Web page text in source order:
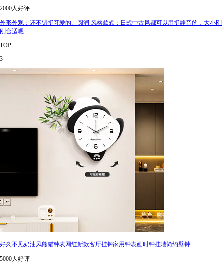
2000人好评
外形外观：还不错挺可爱的。圆润 风格款式：日式中古风都可以用挺静音的，大小刚
刚合适嗯
TOP
3
好久不见奶油风熊猫钟表网红新款客厅挂钟家用钟表画时钟挂墙简约壁钟
5000人好评